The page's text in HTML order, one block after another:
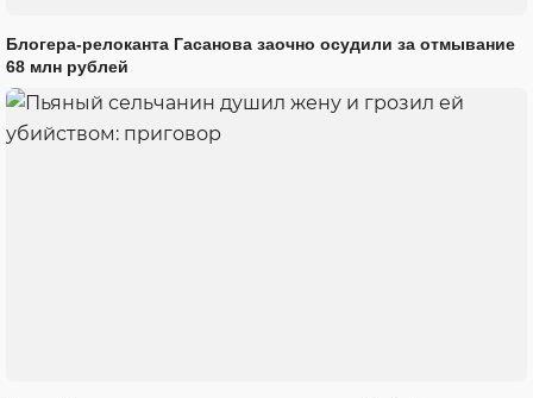
Блогера-релоканта Гасанова заочно осудили за отмывание
68 млн рублей